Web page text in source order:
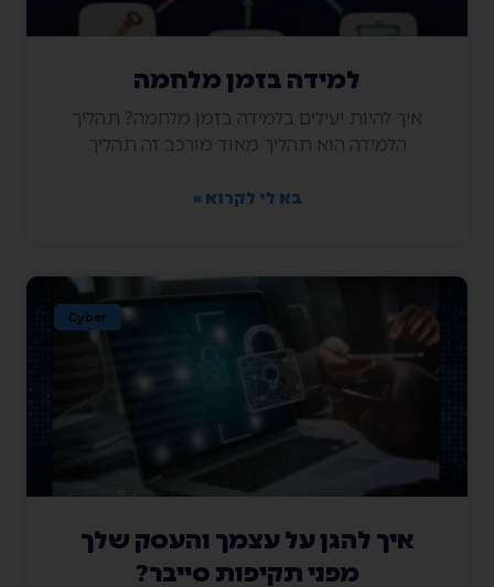
למידה בזמן מלחמה
איך להיות יעילים בלמידה בזמן מלחמה? תהליך
הלמידה הוא תהליך מאוד מורכב זה תהליך
בא לי לקרוא »
Cyber
איך להגן על עצמך והעסק שלך
מפני תקיפות סייבר?